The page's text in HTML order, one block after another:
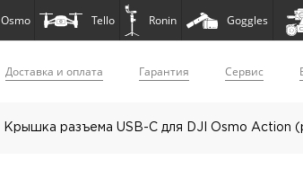
Osmo Tello Ronin Goggles
Доставка и оплата Гарантия Сервис
Крышка разъема USB-C для DJI Osmo Action